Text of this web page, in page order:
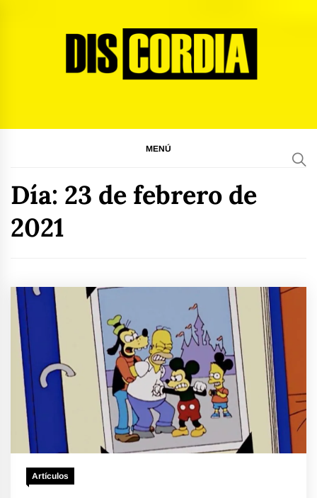
MENÚ
Día: 23 de febrero de
2021
Artículos